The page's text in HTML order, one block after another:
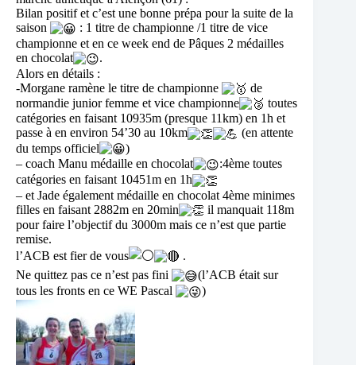
Bilan positif et c’est une bonne prépa pour la suite de la
saison
: 1 titre de championne /1 titre de vice
championne et en ce week end de Pâques 2 médailles
en chocolat
.
Alors en détails :
-Morgane ramène le titre de championne
de
normandie junior femme et vice championne
toutes
catégories en faisant 10935m (presque 11km) en 1h et
passe à en environ 54’30 au 10km
(en attente
du temps officiel
)
– coach Manu médaille en chocolat
:4ème toutes
catégories en faisant 10451m en 1h
– et Jade également médaille en chocolat 4ème minimes
filles en faisant 2882m en 20min
il manquait 118m
pour faire l’objectif du 3000m mais ce n’est que partie
remise.
l’ACB est fier de vous
.
Ne quittez pas ce n’est pas fini
(l’ACB était sur
tous les fronts en ce WE Pascal
)